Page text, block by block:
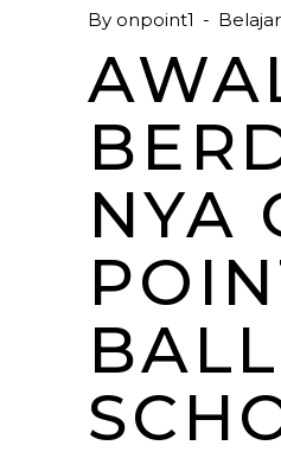
By onpoint1
NYA